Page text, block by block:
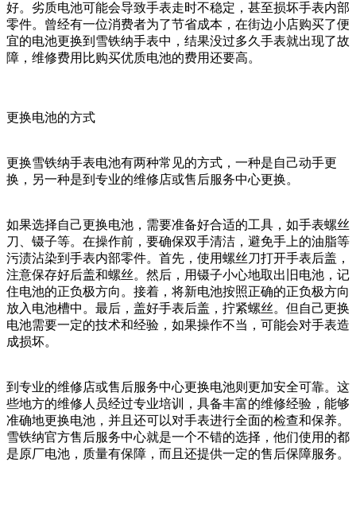
好。劣质电池可能会导致手表走时不稳定，甚至损坏手表内部
零件。曾经有一位消费者为了节省成本，在街边小店购买了便
宜的电池更换到雪铁纳手表中，结果没过多久手表就出现了故
障，维修费用比购买优质电池的费用还要高。
更换电池的方式
更换雪铁纳手表电池有两种常见的方式，一种是自己动手更
换，另一种是到专业的维修店或售后服务中心更换。
如果选择自己更换电池，需要准备好合适的工具，如手表螺丝
刀、镊子等。在操作前，要确保双手清洁，避免手上的油脂等
污渍沾染到手表内部零件。首先，使用螺丝刀打开手表后盖，
注意保存好后盖和螺丝。然后，用镊子小心地取出旧电池，记
住电池的正负极方向。接着，将新电池按照正确的正负极方向
放入电池槽中。最后，盖好手表后盖，拧紧螺丝。但自己更换
电池需要一定的技术和经验，如果操作不当，可能会对手表造
成损坏。
到专业的维修店或售后服务中心更换电池则更加安全可靠。这
些地方的维修人员经过专业培训，具备丰富的维修经验，能够
准确地更换电池，并且还可以对手表进行全面的检查和保养。
雪铁纳官方售后服务中心就是一个不错的选择，他们使用的都
是原厂电池，质量有保障，而且还提供一定的售后保障服务。